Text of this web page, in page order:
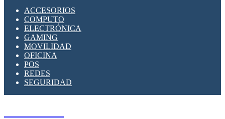
SUPRESOR DE TRANSIENTES SPDS PARA
APLICACIONES FOTOVOLTAICAS
ACCESORIOS
COMPUTO
ELECTRÓNICA
GAMING
MOVILIDAD
OFICINA
POS
REDES
SEGURIDAD